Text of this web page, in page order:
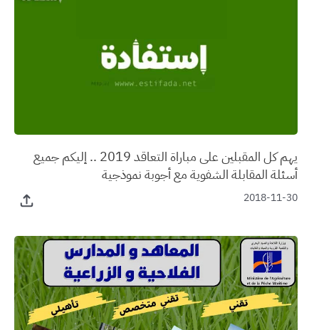
يهم كل المقبلين على مباراة التعاقد 2019 .. إليكم جميع
أسئلة المقابلة الشفوية مع أجوبة نموذجية
2018-11-30